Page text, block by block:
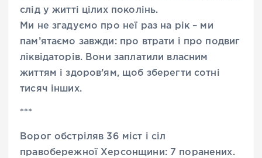
слід у житті цілих поколінь.
Ми не згадуємо про неї раз на рік – ми
пам’ятаємо завжди: про втрати і про подвиг
ліквідаторів. Вони заплатили власним
життям і здоров’ям, щоб зберегти сотні
тисяч інших.
***
Ворог обстріляв 36 міст і сіл
правобережної Херсонщини: 7 поранених.